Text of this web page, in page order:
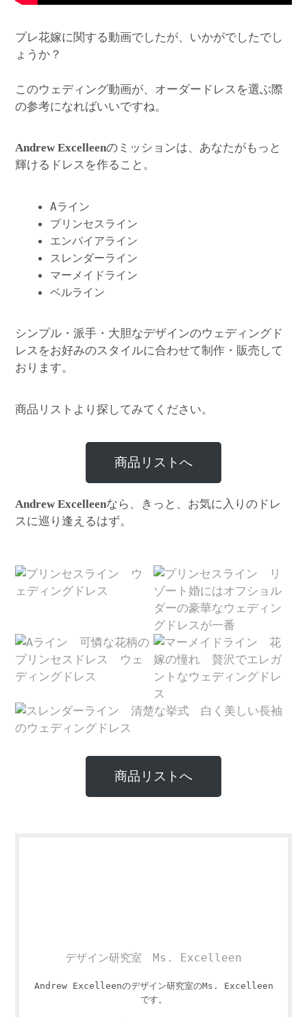
プレ花嫁に関する動画でしたが、いかがでしたでし
ょうか？
このウェディング動画が、オーダードレスを選ぶ際
の参考になればいいですね。
Andrew Excelleenのミッションは、あなたがもっと
輝けるドレスを作ること。
Aライン
プリンセスライン
エンパイアライン
スレンダーライン
マーメイドライン
ベルライン
シンプル・派手・大胆なデザインのウェディングド
レスをお好みのスタイルに合わせて制作・販売して
おります。
商品リストより探してみてください。
商品リストへ
Andrew Excelleenなら、きっと、お気に入りのドレ
スに巡り逢えるはず。
商品リストへ
デザイン研究室 Ms. Excelleen
Andrew Excelleenのデザイン研究室のMs. Excelleen
です。